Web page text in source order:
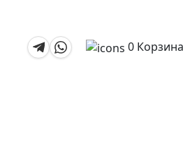
0 Корзина